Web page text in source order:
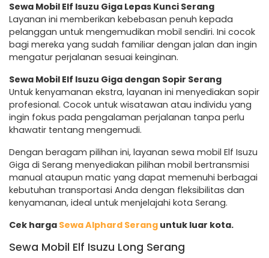
Sewa Mobil Elf Isuzu Giga Lepas Kunci Serang
Layanan ini memberikan kebebasan penuh kepada
pelanggan untuk mengemudikan mobil sendiri. Ini cocok
bagi mereka yang sudah familiar dengan jalan dan ingin
mengatur perjalanan sesuai keinginan.
Sewa Mobil Elf Isuzu Giga dengan Sopir Serang
Untuk kenyamanan ekstra, layanan ini menyediakan sopir
profesional. Cocok untuk wisatawan atau individu yang
ingin fokus pada pengalaman perjalanan tanpa perlu
khawatir tentang mengemudi.
Dengan beragam pilihan ini, layanan sewa mobil Elf Isuzu
Giga di Serang menyediakan pilihan mobil bertransmisi
manual ataupun matic yang dapat memenuhi berbagai
kebutuhan transportasi Anda dengan fleksibilitas dan
kenyamanan, ideal untuk menjelajahi kota Serang.
Cek harga Sewa Alphard Serang untuk luar kota.
Sewa Mobil Elf Isuzu Long Serang